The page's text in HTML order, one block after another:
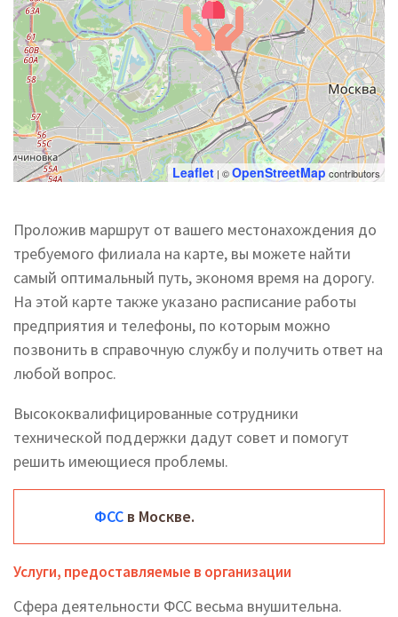
Leaflet | ©OpenStreetMap contributors
Проложив маршрут от вашего местонахождения до
требуемого филиала на карте, вы можете найти
самый оптимальный путь, экономя время на дорогу.
На этой карте также указано расписание работы
предприятия и телефоны, по которым можно
позвонить в справочную службу и получить ответ на
любой вопрос.
Высококвалифицированные сотрудники
технической поддержки дадут совет и помогут
решить имеющиеся проблемы.
ФСС в Москве.
Услуги, предоставляемые в организации
Сфера деятельности ФСС весьма внушительна.